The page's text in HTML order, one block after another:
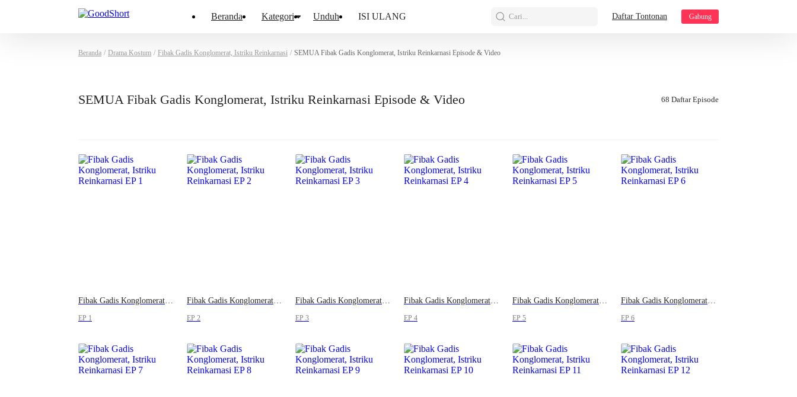
Beranda Kategori Unduh ISI ULANG Cari... Daftar Tontonan Gabung
Beranda / Drama Kostum / Fibak Gadis Konglomerat, Istriku Reinkarnasi / SEMUA Fibak Gadis Konglomerat, Istriku Reinkarnasi Episode & Video
SEMUA Fibak Gadis Konglomerat, Istriku Reinkarnasi Episode & Video 68 Daftar Episode
Fibak Gadis Konglomerat, Istriku Reinkarnasi
EP 1
Fibak Gadis Konglomerat, Istriku Reinkarnasi
EP 2
Fibak Gadis Konglomerat, Istriku Reinkarnasi
EP 3
Fibak Gadis Konglomerat, Istriku Reinkarnasi
EP 4
Fibak Gadis Konglomerat, Istriku Reinkarnasi
EP 5
Fibak Gadis Konglomerat, Istriku Reinkarnasi
EP 6